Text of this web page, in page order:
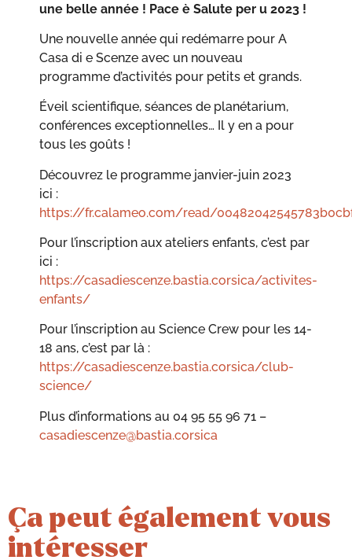
une belle année ! Pace è Salute per u 2023 !
Une nouvelle année qui redémarre pour A
Casa di e Scenze avec un nouveau
programme d’activités pour petits et grands.
Éveil scientifique, séances de planétarium,
conférences exceptionnelles… Il y en a pour
tous les goûts !
Découvrez le programme janvier-juin 2023
ici :
https://fr.calameo.com/read/
Pour l’inscription aux ateliers enfants, c’est par
ici :
https://casadiescenze.bastia.corsica/activites-
enfants/
Pour l’inscription au Science Crew pour les 14-
18 ans, c’est par là :
https://casadiescenze.bastia.corsica/club-
science/
Plus d’informations au 04 95 55 96 71 –
casadiescenze@bastia.corsica
Ça peut également vous
intéresser